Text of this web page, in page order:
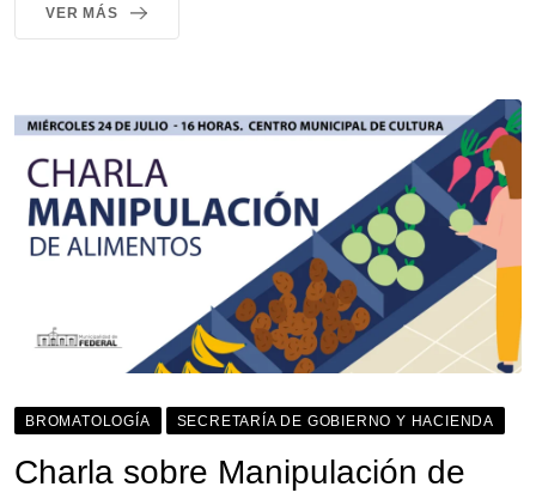
VER MÁS
BROMATOLOGÍA SECRETARÍA DE GOBIERNO Y HACIENDA
Charla sobre Manipulación de